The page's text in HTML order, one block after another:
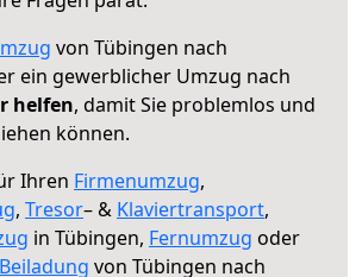
von Tübingen nach
ein gewerblicher Umzug nach
helfen, damit Sie problemlos und
können.
Ihren Firmenumzug,
, Tresor– & Klaviertransport,
in Tübingen, Fernumzug oder
Beiladung von Tübingen nach